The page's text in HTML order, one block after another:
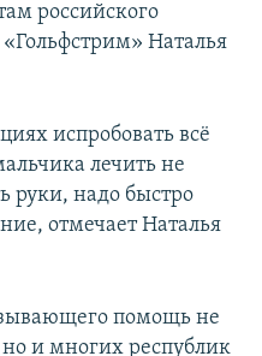
российского
Наталья
испробовать всё
лечить не
руки, надо быстро
отмечает Наталья
помощь не
и многих республик